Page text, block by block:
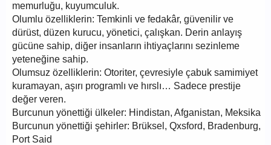
memurluğu, kuyumculuk.
Olumlu özelliklerin: Temkinli ve fedakâr, güvenilir ve
dürüst, düzen kurucu, yönetici, çalışkan. Derin anlayış
gücüne sahip, diğer insanların ihtiyaçlarını sezinleme
yeteneğine sahip.
Olumsuz özelliklerin: Otoriter, çevresiyle çabuk samimiyet
kuramayan, aşırı programlı ve hırslı… Sadece prestije
değer veren.
Burcunun yönettiği ülkeler: Hindistan, Afganistan, Meksika
Burcunun yönettiği şehirler: Brüksel, Qxsford, Bradenburg,
Port Said